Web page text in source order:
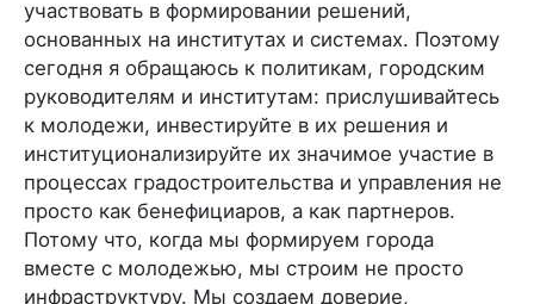
участвовать в формировании решений,
основанных на институтах и системах. Поэтому
сегодня я обращаюсь к политикам, городским
руководителям и институтам: прислушивайтесь
к молодежи, инвестируйте в их решения и
институционализируйте их значимое участие в
процессах градостроительства и управления не
просто как бенефициаров, а как партнеров.
Потому что, когда мы формируем города
вместе с молодежью, мы строим не просто
инфраструктуру. Мы создаем доверие,